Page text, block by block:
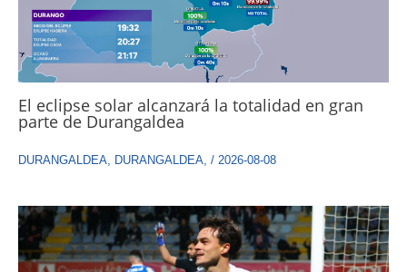
El eclipse solar alcanzará la totalidad en gran
parte de Durangaldea
DURANGALDEA DURANGALDEA / 2026-08-08